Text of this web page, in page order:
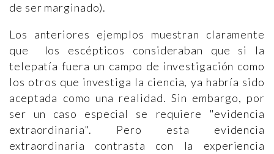
de ser marginado).
Los anteriores ejemplos muestran claramente
que los escépticos consideraban que si la
telepatía fuera un campo de investigación como
los otros que investiga la ciencia, ya habría sido
aceptada como una realidad. Sin embargo, por
ser un caso especial se requiere "evidencia
extraordinaria". Pero esta evidencia
extraordinaria contrasta con la experiencia